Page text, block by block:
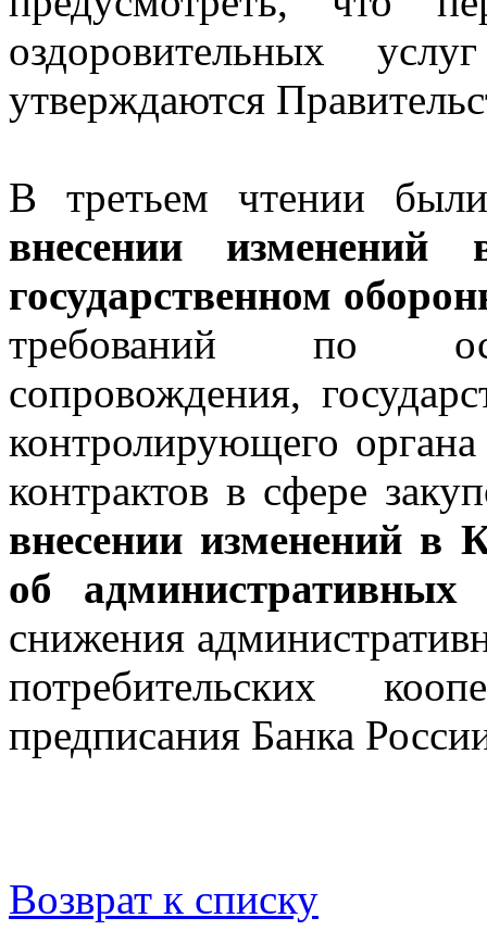
оздоровительных
утверждаются
В третьем чтении
внесении
государственном
требований по
сопровождения,
контролирующего
контрактов в сфере
внесении изменений в
об административных
снижения
потребительских
предписания Банка
Возврат к списку